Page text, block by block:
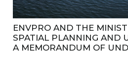
ENVPRO AND THE
SPATIAL PLANNING AND
A MEMORANDUM OF